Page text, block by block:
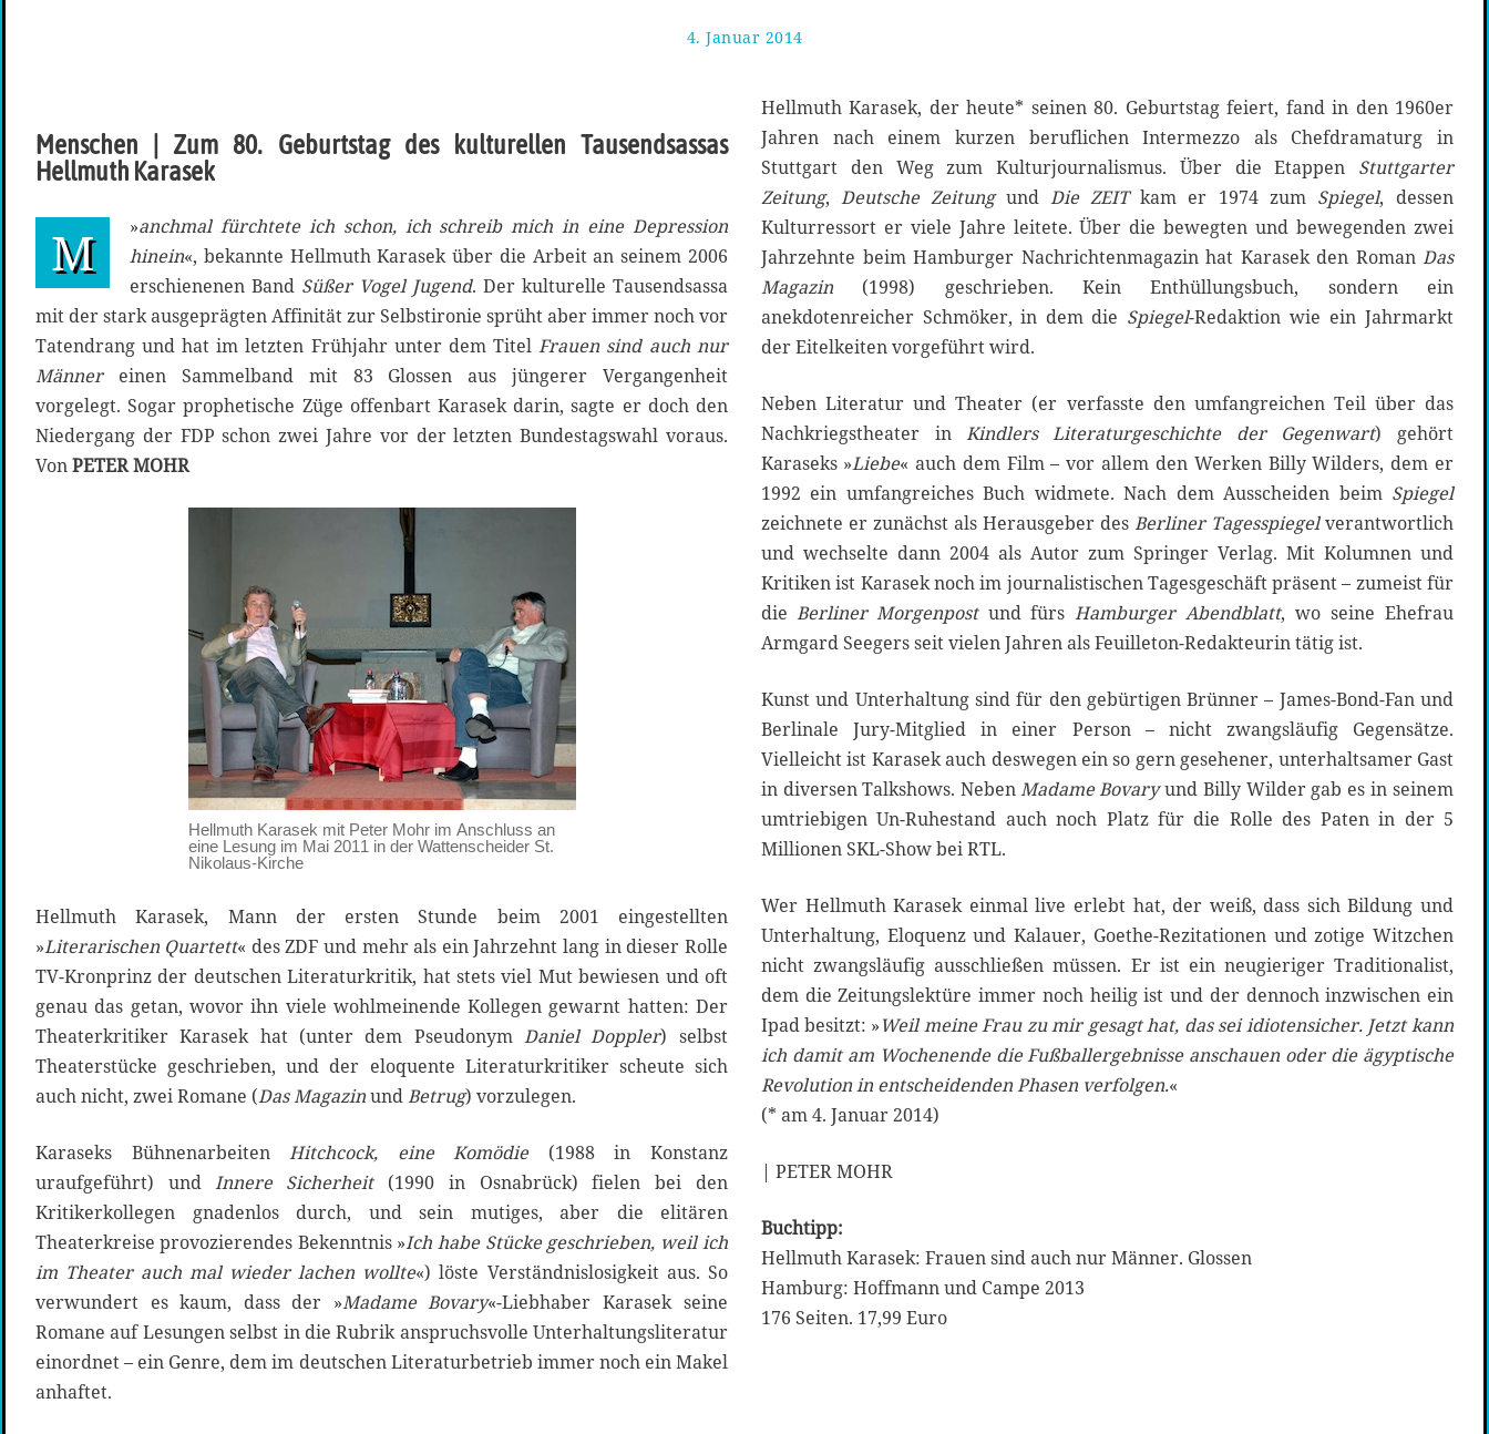
4. Januar 2014
e
r
u
a
2
0
1
Menschen | Zum 80. Geburtstag des kulturellen Tausendsassas
Hellmuth Karasek
»
M
anchmal fürchtete ich schon, ich schreib mich in eine Depression
hinein«, bekannte Hellmuth Karasek über die Arbeit an seinem 2006
erschienenen Band Süßer Vogel Jugend. Der kulturelle Tausendsassa
mit der stark ausgeprägten Affinität zur Selbstironie sprüht aber immer noch vor
Tatendrang und hat im letzten Frühjahr unter dem Titel Frauen sind auch nur
Männereinen Sammelband mit 83 Glossen aus jüngerer Vergangenheit
vorgelegt. Sogar prophetische Züge offenbart Karasek darin, sagte er doch den
Niedergang der FDP schon zwei Jahre vor der letzten Bundestagswahl voraus.
VonPETER MOHR
Hellmuth Karasek mit Peter Mohr im Anschluss an
eine Lesung im Mai 2011 in der Wattenscheider St.
Nikolaus-Kirche
Hellmuth Karasek, Mann der ersten Stunde beim 2001 eingestellten
»Literarischen Quartett« des ZDF und mehr als ein Jahrzehnt lang in dieser Rolle
TV-Kronprinz der deutschen Literaturkritik, hat stets viel Mut bewiesen und oft
genau das getan, wovor ihn viele wohlmeinende Kollegen gewarnt hatten: Der
Theaterkritiker Karasek hat (unter dem Pseudonym Daniel Doppler) selbst
Theaterstücke geschrieben, und der eloquente Literaturkritiker scheute sich
auch nicht, zwei Romane (Das MagazinundBetrug) vorzulegen.
Karaseks Bühnenarbeiten Hitchcock, eine Komödie(1988 in Konstanz
uraufgeführt) und Innere Sicherheit(1990 in Osnabrück) fielen bei den
Kritikerkollegen gnadenlos durch, und sein mutiges, aber die elitären
Theaterkreise provozierendes Bekenntnis »Ich habe Stücke geschrieben, weil ich
im Theater auch mal wieder lachen wollte«) löste Verständnislosigkeit aus. So
verwundert es kaum, dass der »Madame Bovary«-Liebhaber Karasek seine
Romane auf Lesungen selbst in die Rubrik anspruchsvolle Unterhaltungsliteratur
einordnet – ein Genre, dem im deutschen Literaturbetrieb immer noch ein Makel
anhaftet.
Hellmuth Karasek, der heute* seinen 80. Geburtstag feiert, fand in den 1960er
Jahren nach einem kurzen beruflichen Intermezzo als Chefdramaturg in
Stuttgart den Weg zum Kulturjournalismus. Über die Etappen Stuttgarter
Zeitung, Deutsche Zeitungund Die ZEITkam er 1974 zum Spiegel, dessen
Kulturressort er viele Jahre leitete. Über die bewegten und bewegenden zwei
Jahrzehnte beim Hamburger Nachrichtenmagazin hat Karasek den Roman Das
Magazin (1998) geschrieben. Kein Enthüllungsbuch, sondern ein
anekdotenreicher Schmöker, in dem die Spiegel-Redaktion wie ein Jahrmarkt
der Eitelkeiten vorgeführt wird.
Neben Literatur und Theater (er verfasste den umfangreichen Teil über das
Nachkriegstheater in Kindlers Literaturgeschichte der Gegenwart) gehört
Karaseks »Liebe« auch dem Film – vor allem den Werken Billy Wilders, dem er
1992 ein umfangreiches Buch widmete. Nach dem Ausscheiden beim Spiegel
zeichnete er zunächst als Herausgeber des Berliner Tagesspiegelverantwortlich
und wechselte dann 2004 als Autor zum Springer Verlag. Mit Kolumnen und
Kritiken ist Karasek noch im journalistischen Tagesgeschäft präsent – zumeist für
die Berliner Morgenpostund fürs Hamburger Abendblatt, wo seine Ehefrau
Armgard Seegers seit vielen Jahren als Feuilleton-Redakteurin tätig ist.
Kunst und Unterhaltung sind für den gebürtigen Brünner – James-Bond-Fan und
Berlinale Jury-Mitglied in einer Person – nicht zwangsläufig Gegensätze.
Vielleicht ist Karasek auch deswegen ein so gern gesehener, unterhaltsamer Gast
in diversen Talkshows. NebenMadame Bovaryund Billy Wilder gab es in seinem
umtriebigen Un-Ruhestand auch noch Platz für die Rolle des Paten in der 5
Millionen SKL-Show bei RTL.
Wer Hellmuth Karasek einmal live erlebt hat, der weiß, dass sich Bildung und
Unterhaltung, Eloquenz und Kalauer, Goethe-Rezitationen und zotige Witzchen
nicht zwangsläufig ausschließen müssen. Er ist ein neugieriger Traditionalist,
dem die Zeitungslektüre immer noch heilig ist und der dennoch inzwischen ein
Ipad besitzt: »Weil meine Frau zu mir gesagt hat, das sei idiotensicher. Jetzt kann
ich damit am Wochenende die Fußballergebnisse anschauen oder die ägyptische
Revolution in entscheidenden Phasen verfolgen.«
(* am 4. Januar 2014)
| PETER MOHR
Buchtipp:
Hellmuth Karasek: Frauen sind auch nur Männer. Glossen
Hamburg: Hoffmann und Campe 2013
176 Seiten. 17,99 Euro